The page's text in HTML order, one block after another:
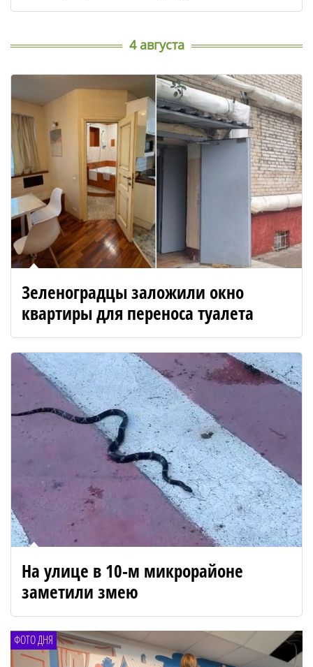
4 августа
Зеленоградцы заложили окно
квартиры для переноса туалета
На улице в 10-м микрорайоне
заметили змею
ФОТО ДНЯ